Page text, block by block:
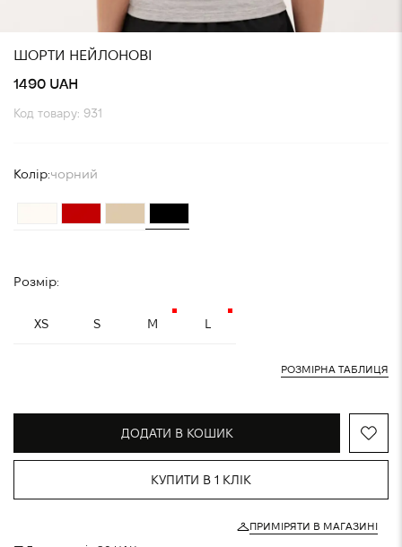
ШОРТИ НЕЙЛОНОВІ
1490 UAH
Код товару: 931
Колір:чорний
Розмір:
XS S M L
РОЗМІРНА ТАБЛИЦЯ
ДОДАТИ В КОШИК
КУПИТИ В 1 КЛІК
ПРИМІРЯТИ В МАГАЗИНІ